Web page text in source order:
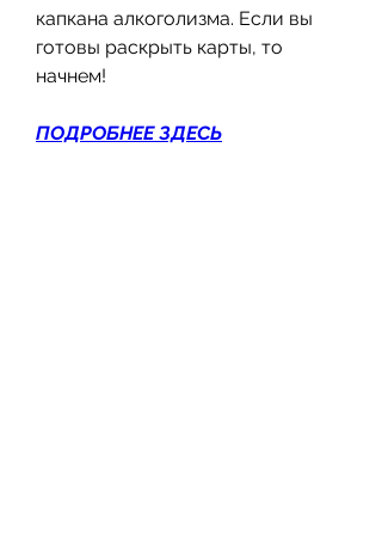
капкана алкоголизма. Если вы
готовы раскрыть карты, то
начнем!
ПОДРОБНЕЕ ЗДЕСЬ